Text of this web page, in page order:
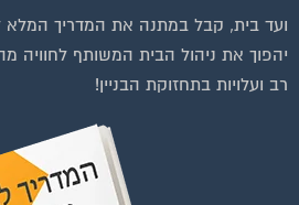
ועד בית, קבל במתנה את המדריך המלא
יהפוך את ניהול הבית המשותף לחוויה
רב ועלויות בתחזוקת הבניין!
להצטרפות לחצו על התמונה או על הכפתור ושלחו
הקבוצה